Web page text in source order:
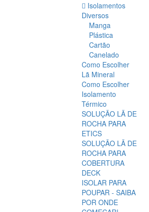
Isolamentos
Diversos
Manga
Plástica
Cartão
Canelado
Como Escolher
Lã Mineral
Como Escolher
Isolamento
Térmico
SOLUÇÃO LÃ DE
ROCHA PARA
ETICS
SOLUÇÃO LÃ DE
ROCHA PARA
COBERTURA
DECK
ISOLAR PARA
POUPAR - SAIBA
POR ONDE